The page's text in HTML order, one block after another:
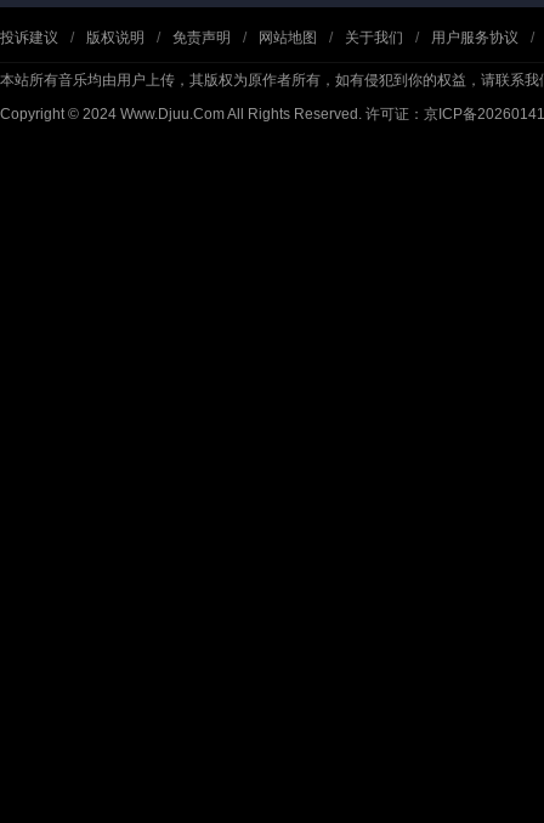
投诉建议 / 版权说明 / 免责声明 / 网站地图 / 关于我们 / 用户服务协议 /
本站所有音乐均由用户上传，其版权为原作者所有，如有侵犯到你的权益，请联系我
Copyright © 2024 Www.Djuu.Com All Rights Reserved. 许可证：京ICP备